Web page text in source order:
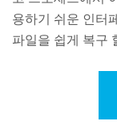
용하기 쉬운 인터
파일을 쉽게 복구